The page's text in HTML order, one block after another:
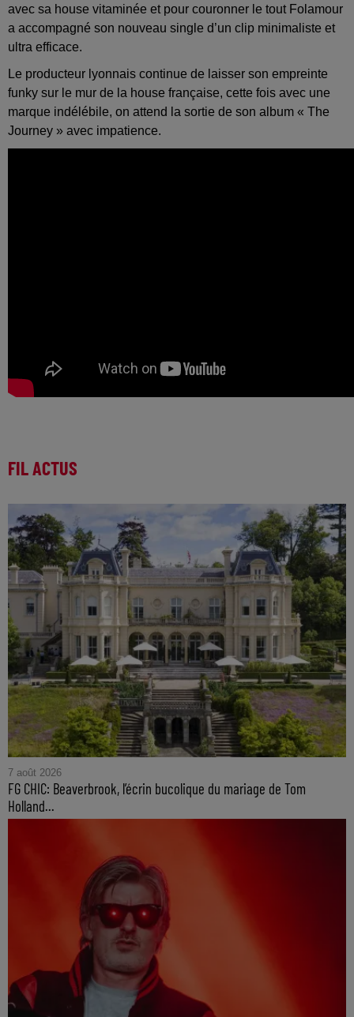
avec sa house vitaminée et pour couronner le tout Folamour
a accompagné son nouveau single d’un clip minimaliste et
ultra efficace.
Le producteur lyonnais continue de laisser son empreinte
funky sur le mur de la house française, cette fois avec une
marque indélébile, on attend la sortie de son album « The
Journey » avec impatience.
FIL ACTUS
7 août 2026
FG CHIC: Beaverbrook, l’écrin bucolique du mariage de Tom
Holland...